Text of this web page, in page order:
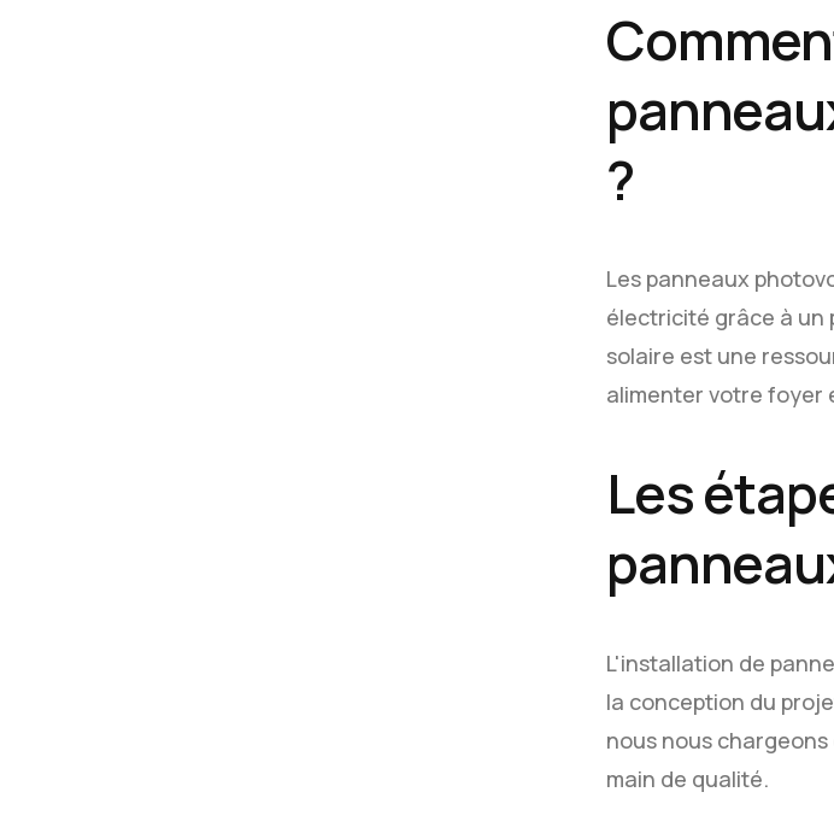
?
Les panneaux
électricité grâce à un
solaire est une
alimenter votre foyer
Les
L'installation de
la conception du
nous nous
main de qualité.